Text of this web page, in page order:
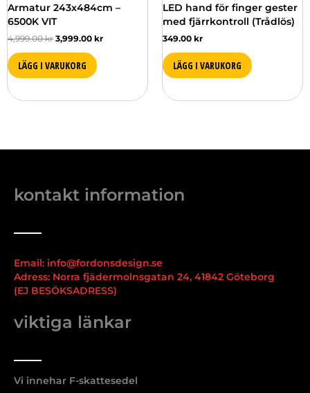
Armatur 243x484cm –
6500K VIT
4,999.00kr 3,999.00 kr
LÄGG I VARUKORG
LED hand för finger gester
med fjärrkontroll (Trådlös)
349.00 kr
LÄGG I VARUKORG
kontakt information
Email: info@fordonsdesign.se
Adress: Norra fjädermolnsgatan 24, 41842 Göteborg
(EJ BESÖKSADRESS)
viktiga länkar
Vi innehar F-skattesedel